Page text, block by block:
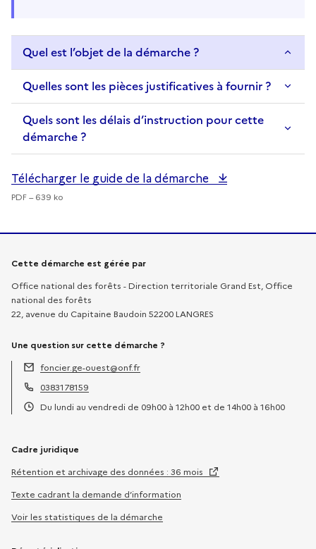
Quel est l’objet de la démarche ?
Quelles sont les pièces justificatives à fournir ?
Quels sont les délais d’instruction pour cette
démarche ?
Télécharger le guide de la démarche
PDF – 639 ko
Informations sur la démarche
Cette démarche est gérée par
Office national des forêts - Direction territoriale Grand Est, Office
national des forêts
22, avenue du Capitaine Baudoin 52200 LANGRES
Une question sur cette démarche ?
Adresse électronique :
foncier.ge-ouest@onf.fr
Téléphone :
0383178159
Du lundi au vendredi de 09h00 à 12h00 et de 14h00 à 16h00
Cadre juridique
Rétention et archivage des données : 36 mois
Texte cadrant la demande d’information
Voir les statistiques de la démarche